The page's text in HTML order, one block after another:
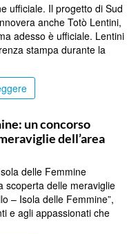
ufficiale. Il progetto di Sud
anche Totò Lentini,
adesso è ufficiale. Lentini
stampa durante la
un concorso
dell’area
delle Femmine
scoperta delle meraviglie
– Isola delle Femmine”,
e agli appassionati che